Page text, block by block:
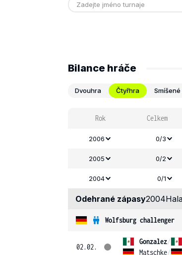
Bilance hráče
Dvouhra Čtyřhra
Rok Celkem
2006 0/3
2005 0/2
2004 0/1
Odehrané zápasy2004
Wolfsburg challenger
02.02.
Gonzalez/
Matschke/